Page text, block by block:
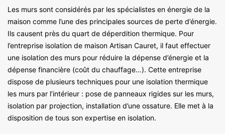
Les murs sont considérés par les spécialistes en énergie de la
maison comme l’une des principales sources de perte d’énergie.
Ils causent près du quart de déperdition thermique. Pour
l’entreprise isolation de maison Artisan Cauret, il faut effectuer
une isolation des murs pour réduire la dépense d’énergie et la
dépense financière (coût du chauffage…). Cette entreprise
dispose de plusieurs techniques pour une isolation thermique
les murs par l’intérieur : pose de panneaux rigides sur les murs,
isolation par projection, installation d’une ossature. Elle met à la
disposition de tous son expertise en isolation.